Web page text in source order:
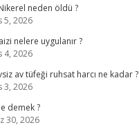
neden öldü ?
5, 2026
nelere uygulanır ?
4, 2026
av tüfeği ruhsat harcı ne kadar ?
3, 2026
demek ?
30, 2026